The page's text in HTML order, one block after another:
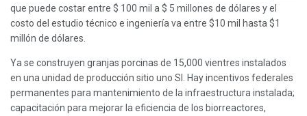
que puede costar entre $ 100 mil a $ 5 millones de dólares y el
costo del estudio técnico e ingeniería va entre $10 mil hasta $1
millón de dólares.
Ya se construyen granjas porcinas de 15,000 vientres instalados
en una unidad de producción sitio uno SI. Hay incentivos federales
permanentes para mantenimiento de la infraestructura instalada;
capacitación para mejorar la eficiencia de los biorreactores,